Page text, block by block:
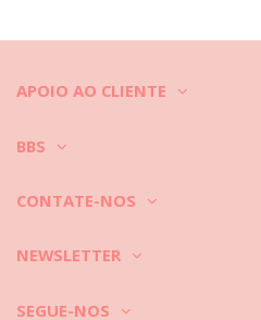
boa qualidade é uma mais valia
contacto direto com superfícies tais
simplesmente danificar os tecidos
corrente que não seja salgada.
APOIO AO CLIENTE
BBS
CONTATE-NOS
NEWSLETTER
SEGUE-NOS